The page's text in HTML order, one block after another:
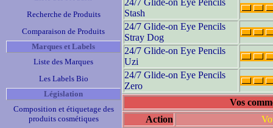
Recherche de Produits
Comparaison de Produits
Marques et Labels
Liste des Marques
Les Labels Bio
Législation
Composition et étiquetage des
produits cosmétiques
24/7 Glide-on Eye Pencils
Stash
24/7 Glide-on Eye Pencils
Stray Dog
24/7 Glide-on Eye Pencils
Uzi
24/7 Glide-on Eye Pencils
Zero
Vos
Action